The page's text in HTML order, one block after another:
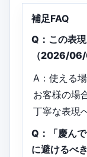
補足FAQ
Q：この表
（2026/06/
A：使える
お客様の場
丁寧な表現
Q：「慶ん
に避けるべ